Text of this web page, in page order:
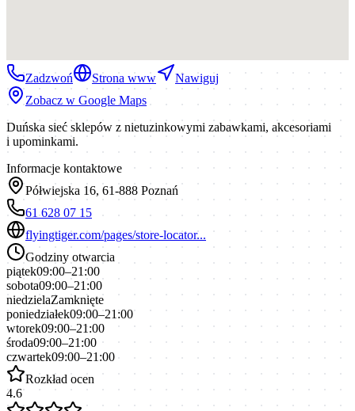
Zadzwoń Strona www
Nawiguj
Zobacz w Google Maps
Duńska sieć sklepów z nietuzinkowymi zabawkami, akcesoriami
i upominkami.
Informacje kontaktowe
Półwiejska 16, 61-888 Poznań
61 628 07 15
flyingtiger.com/pages/store-locator...
Godziny otwarcia
piątek09:00–21:00
sobota09:00–21:00
niedzielaZamknięte
poniedziałek09:00–21:00
wtorek09:00–21:00
środa09:00–21:00
czwartek09:00–21:00
Rozkład ocen
4.6